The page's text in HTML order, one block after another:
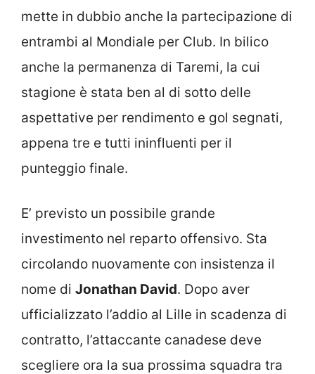
mette in dubbio anche la partecipazione di
entrambi al Mondiale per Club. In bilico
anche la permanenza di Taremi, la cui
stagione è stata ben al di sotto delle
aspettative per rendimento e gol segnati,
appena tre e tutti ininfluenti per il
punteggio finale.
E’ previsto un possibile grande
investimento nel reparto offensivo. Sta
circolando nuovamente con insistenza il
nome di Jonathan David. Dopo aver
ufficializzato l’addio al Lille in scadenza di
contratto, l’attaccante canadese deve
scegliere ora la sua prossima squadra tra